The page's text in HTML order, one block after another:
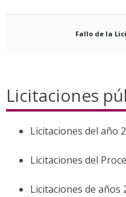
Fallo de la
Licitaciones
Licitaciones del año
Licitaciones del
Licitaciones de años